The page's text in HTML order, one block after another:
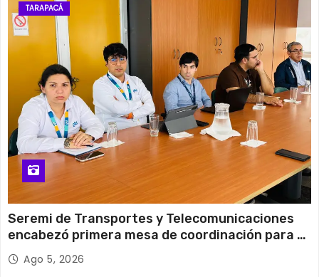
Martes
12 de agosto
Miércoles
TARAPACÁ
Seremi de Transportes y Telecomunicaciones
encabezó primera mesa de coordinación para el
retiro de cables en desuso en Iquique
Ago 5, 2026